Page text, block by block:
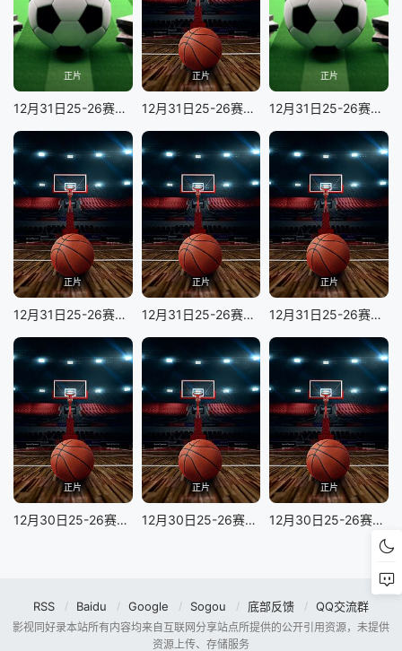
正片
12月31日25-26赛季英超联赛 西汉姆联VS布莱顿
正片
12月31日25-26赛季NBA常规赛 76人VS灰熊
正片
12月31日25-26赛季英超联赛 阿森纳VS阿斯顿维拉
正片
12月31日25-26赛季NBA常规赛 凯尔特人VS爵士
正片
12月31日25-26赛季NBA常规赛 国王VS快船
正片
12月31日25-26赛季NBA常规赛 活塞VS湖人
正片
12月30日25-26赛季NBA常规赛 太阳VS奇才
正片
12月30日25-26赛季NBA常规赛 雄鹿VS黄蜂
正片
12月30日25-26赛季NBA常规赛 掘金VS热火
RSS Baidu Google Sogou 底部反馈 QQ交流群
影视同好录本站所有内容均来自互联网分享站点所提供的公开引用资源，未提供
资源上传、存储服务